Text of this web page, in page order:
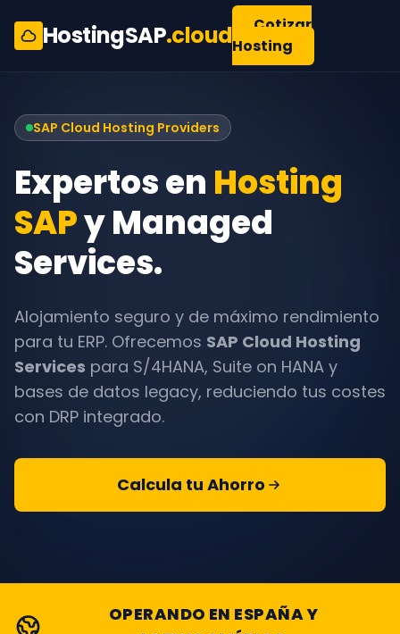
HostingSAP.cloud
Cotizar
Hosting
SAP Cloud Hosting Providers
Expertos en Hosting
SAPy Managed
Services.
Alojamiento seguro y de máximo rendimiento
para tu ERP. Ofrecemos SAP Cloud Hosting
Services para S/4HANA, Suite on HANA y
bases de datos legacy, reduciendo tus costes
con DRP integrado.
Calcula tu Ahorro
OPERANDO EN ESPAÑA Y